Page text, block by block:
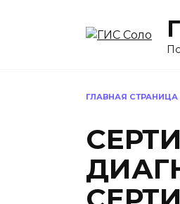
ГЛАВНАЯ СТРАНИЦА